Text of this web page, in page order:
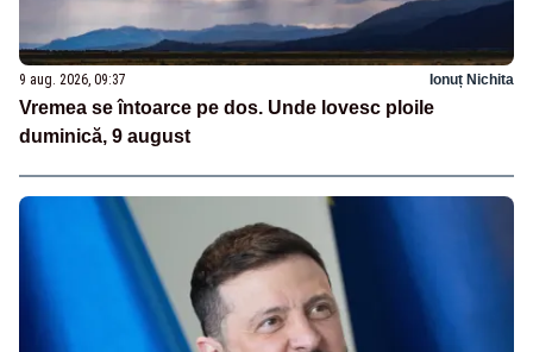
9 aug. 2026, 09:37 Ionuț Nichita
Vremea se întoarce pe dos. Unde lovesc ploile
duminică, 9 august